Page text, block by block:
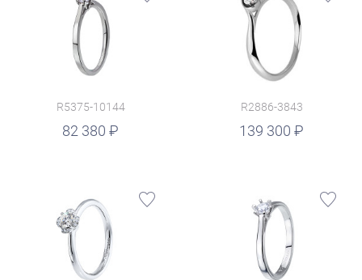
R5375-10144
82 380
R2886-3843
139 300
руб.